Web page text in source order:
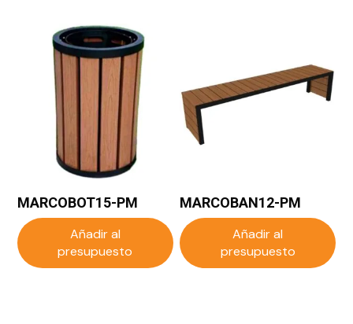
MARCOBOT15-PM
Añadir al
presupuesto
MARCOBAN12-PM
Añadir al
presupuesto